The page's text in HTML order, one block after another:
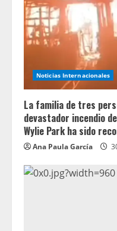
Noticias Internacionales
La familia de tres
devastador incendio
Wylie Park ha sido
Ana Paula García